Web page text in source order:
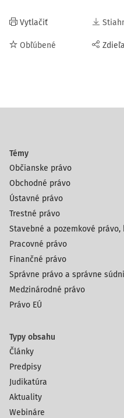
Vytlačiť
Obľúbené
Témy
Občianske právo
Obchodné právo
Ústavné právo
Trestné právo
Stavebné a pozemkové
Pracovné právo
Finančné právo
Správne právo a správne
Medzinárodné právo
Právo EÚ
Typy obsahu
Články
Predpisy
Judikatúra
Aktuality
Webináre